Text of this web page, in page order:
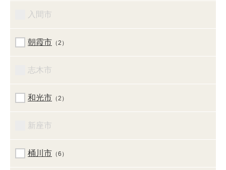
入間市
朝霞市 （2）
志木市
和光市 （2）
新座市
桶川市 （6）